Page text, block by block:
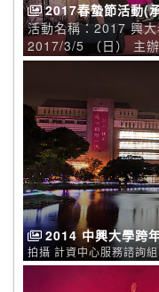
2017春蟄節活動(
活動名稱：2017 興大春蟄
2017/3/5 （日） 主辦單位： 國立中學大學學務處、教務
處、學生會、各學院系所 資料提供：學務處課指
2014 中興大學跨
拍攝 計資中心服務諮詢組